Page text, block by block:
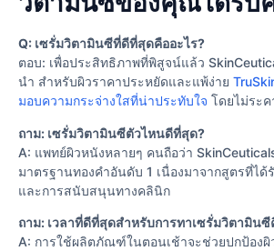
Q: เซรั่มวิตามินซีที่ดีที่สุดคืออะไร?
ตอบ: เพื่อประสิทธิภาพที่พิสูจน์แล้ว
นํา สําหรับผิวราคาประหยัดและแพ้ง่าย
มอบความกระจ่างใสที่น่าประทับใจ โดยไม่ระค
ถาม: เซรั่มวิตามินซีตัวไหนดีที่สุด?
A: แพทย์ผิวหนังหลายๆ คนถือว่า
มาตรฐานทองคำอันดับ 1 เนื่องมาจากสูตรที่ได้
และการสนับสนุนทางคลินิก
ถาม: เวลาที่ดีที่สุดสำหรับการทาเซรั่มวิตามินซี
A: การใช้ผลิตภัณฑ์ในตอนเช้าจะช่วยปกป้องผิ